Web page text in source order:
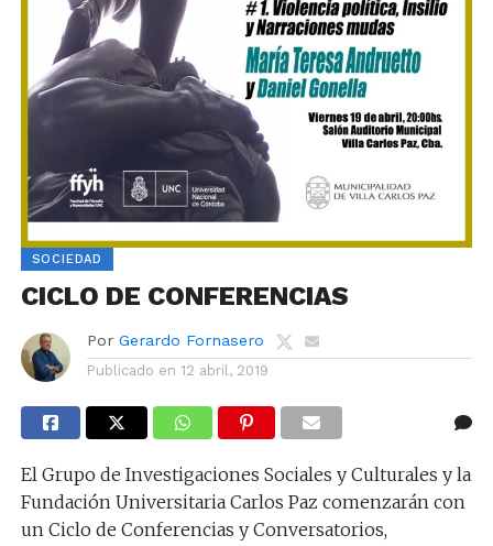
SOCIEDAD
CICLO DE CONFERENCIAS
Por Gerardo Fornasero
Publicado en 12 abril, 2019
El Grupo de Investigaciones Sociales y Culturales y la
Fundación Universitaria Carlos Paz comenzarán con
un Ciclo de Conferencias y Conversatorios,